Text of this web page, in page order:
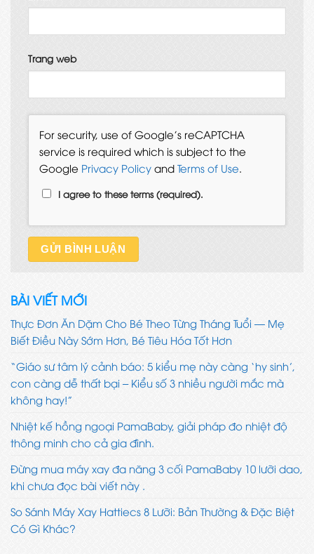
Trang web
For security, use of Google's reCAPTCHA
service is required which is subject to the
Google Privacy Policy and Terms of Use.
I agree to these terms (required).
BÀI VIẾT MỚI
Thực Đơn Ăn Dặm Cho Bé Theo Từng Tháng Tuổi — Mẹ
Biết Điều Này Sớm Hơn, Bé Tiêu Hóa Tốt Hơn
“Giáo sư tâm lý cảnh báo: 5 kiểu mẹ này càng ‘hy sinh’,
con càng dễ thất bại – Kiểu số 3 nhiều người mắc mà
không hay!”
Nhiệt kế hồng ngoại PamaBaby, giải pháp đo nhiệt độ
thông minh cho cả gia đình.
Đừng mua máy xay đa năng 3 cối PamaBaby 10 lưỡi dao,
khi chưa đọc bài viết này .
So Sánh Máy Xay Hattiecs 8 Lưỡi: Bản Thường & Đặc Biệt
Có Gì Khác?